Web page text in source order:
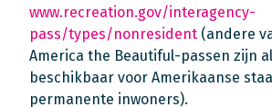
www.recreation.gov/interagency-
pass/types/nonresident (andere
America the Beautiful-passen zijn
beschikbaar voor Amerikaanse
permanente inwoners).